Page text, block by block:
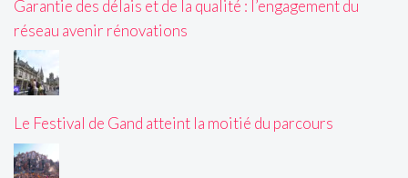
Garantie des délais et de la qualité : l’engagement du
réseau avenir rénovations
Le Festival de Gand atteint la moitié du parcours